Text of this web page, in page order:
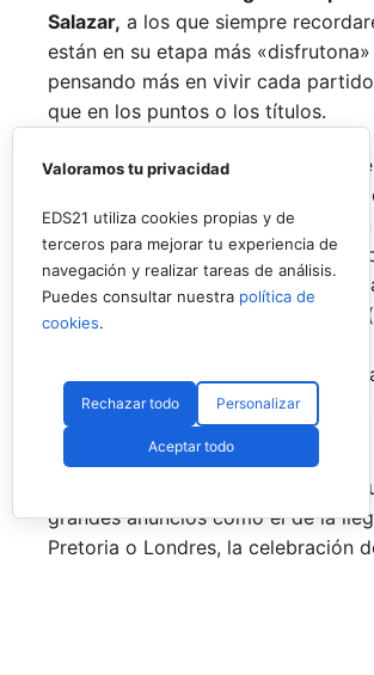
Salazar, a los que siempre
están en su etapa más
pensando más en vivir cada
que en los puntos o los títulos.
No por ello hemos de olvidarnos de
que rigen
hierro el circuito pero que tienen en
enFede Chingottoa dos
sublimes. Dos parejas llamadas a
época por lo difícil que es jugarles
ya ganarles) y que cuando están
forma, son una delicia y que,
esa rivalidad que tienen, se
constantemente.
Una primera mitad de temporada
grandes anuncios como el de la
Pretoria o Londres, la celebración
Valoramos tu privacidad
EDS21 utiliza cookies propias y de
terceros para mejorar tu experiencia de
navegación y realizar tareas de análisis.
Puedes consultar nuestra política de
cookies.
Rechazar todo Personalizar
Aceptar todo